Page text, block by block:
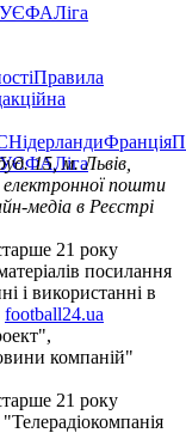
УЄФАЛіга
Правила
НідерландиФранція
УЄФАЛіга
15, м. Львів,
електронної пошти
медіа в Реєстрі
21 року
посилання
і використанні в
football24.ua
компаній"
21 року